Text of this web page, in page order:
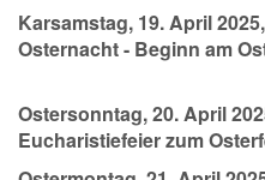
Karsamstag, 19. April
Osternacht - Beginn am
Ostersonntag, 20. April
Eucharistiefeier zum